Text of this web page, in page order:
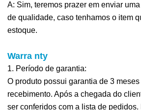
A: Sim, teremos prazer em enviar
de qualidade, caso tenhamos o item
estoque.
Warra nty
1. Período de garantia:
O produto possui garantia de 3
recebimento. Após a chegada do
ser conferidos com a lista de pedidos.